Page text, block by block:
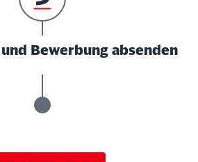
Bewerbung absenden